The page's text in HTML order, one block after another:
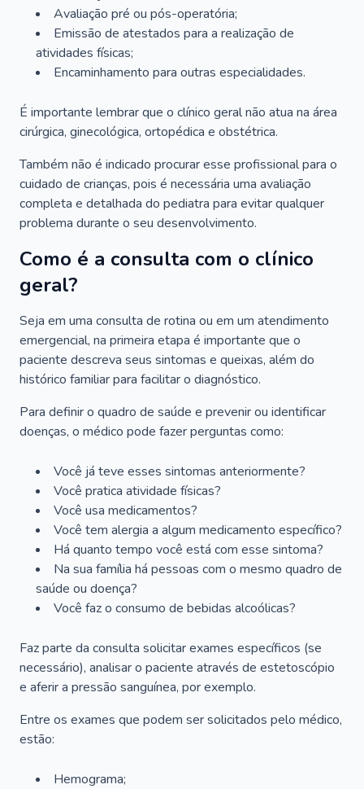
Avaliação pré ou pós-operatória;
Emissão de atestados para a realização de
atividades físicas;
Encaminhamento para outras especialidades.
É importante lembrar que o clínico geral não atua na área
cirúrgica, ginecológica, ortopédica e obstétrica.
Também não é indicado procurar esse profissional para o
cuidado de crianças, pois é necessária uma avaliação
completa e detalhada do pediatra para evitar qualquer
problema durante o seu desenvolvimento.
Como é a consulta com o clínico
geral?
Seja em uma consulta de rotina ou em um atendimento
emergencial, na primeira etapa é importante que o
paciente descreva seus sintomas e queixas, além do
histórico familiar para facilitar o diagnóstico.
Para definir o quadro de saúde e prevenir ou identificar
doenças, o médico pode fazer perguntas como:
Você já teve esses sintomas anteriormente?
Você pratica atividade físicas?
Você usa medicamentos?
Você tem alergia a algum medicamento específico?
Há quanto tempo você está com esse sintoma?
Na sua família há pessoas com o mesmo quadro de
saúde ou doença?
Você faz o consumo de bebidas alcoólicas?
Faz parte da consulta solicitar exames específicos (se
necessário), analisar o paciente através de estetoscópio
e aferir a pressão sanguínea, por exemplo.
Entre os exames que podem ser solicitados pelo médico,
estão:
Hemograma;